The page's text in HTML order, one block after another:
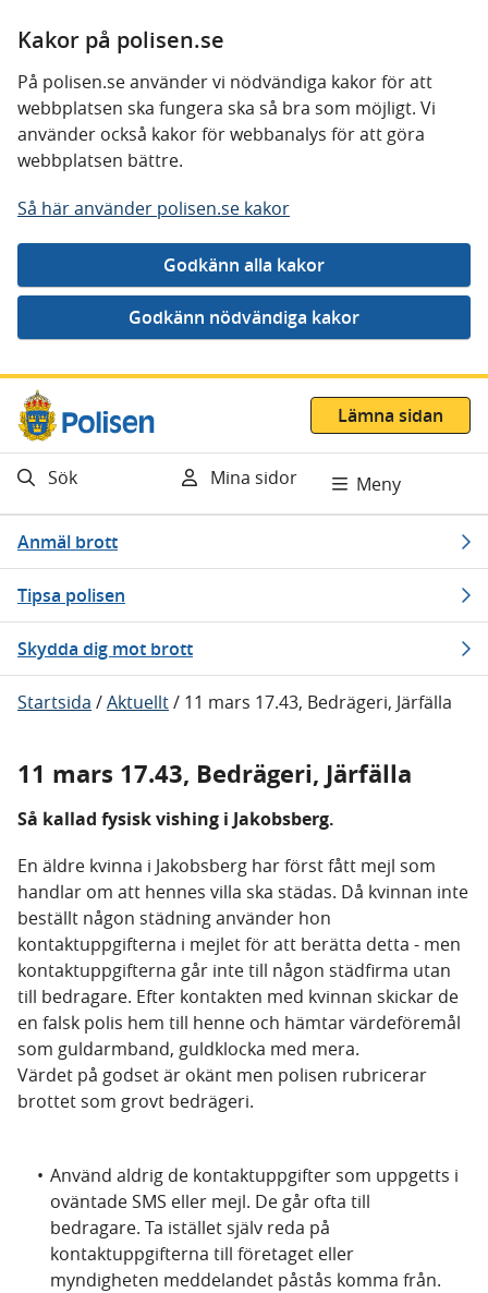
Kakor på polisen.se
På polisen.se använder vi nödvändiga kakor för att
webbplatsen ska fungera ska så bra som möjligt. Vi
använder också kakor för webbanalys för att göra
webbplatsen bättre.
Så här använder polisen.se kakor
Gå direkt till innehåll
Lämna sidan
Sök Mina sidor Meny
Anmäl brott
Tipsa polisen
Skydda dig mot brott
Startsida /Aktuellt/ 11 mars 17.43, Bedrägeri, Järfälla
11 mars 17.43, Bedrägeri, Järfälla
Så kallad fysisk vishing i Jakobsberg.
En äldre kvinna i Jakobsberg har först fått mejl som
handlar om att hennes villa ska städas. Då kvinnan inte
beställt någon städning använder hon
kontaktuppgifterna i mejlet för att berätta detta - men
kontaktuppgifterna går inte till någon städfirma utan
till bedragare. Efter kontakten med kvinnan skickar de
en falsk polis hem till henne och hämtar värdeföremål
som guldarmband, guldklocka med mera.
Värdet på godset är okänt men polisen rubricerar
brottet som grovt bedrägeri.
Använd aldrig de kontaktuppgifter som uppgetts i
oväntade SMS eller mejl. De går ofta till
bedragare. Ta istället själv reda på
kontaktuppgifterna till företaget eller
myndigheten meddelandet påstås komma från.